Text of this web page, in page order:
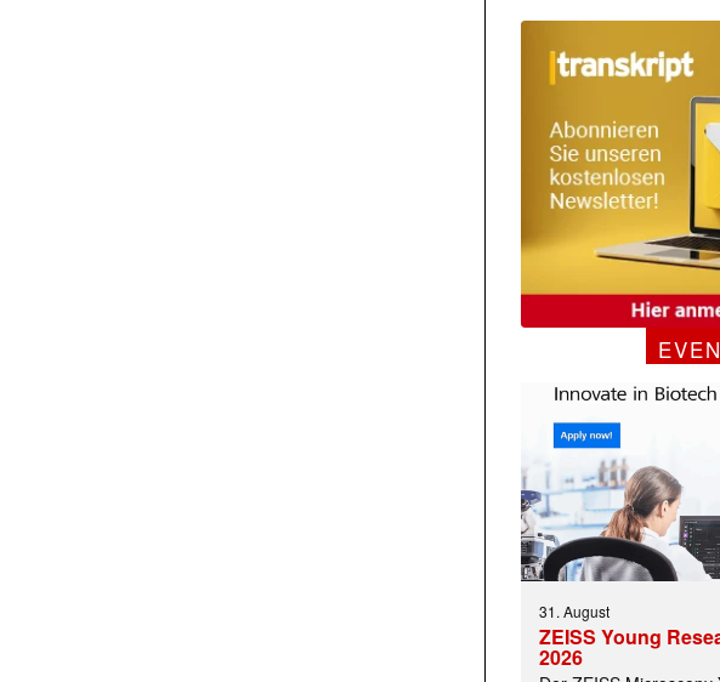
31. August
ZEISS Young
2026